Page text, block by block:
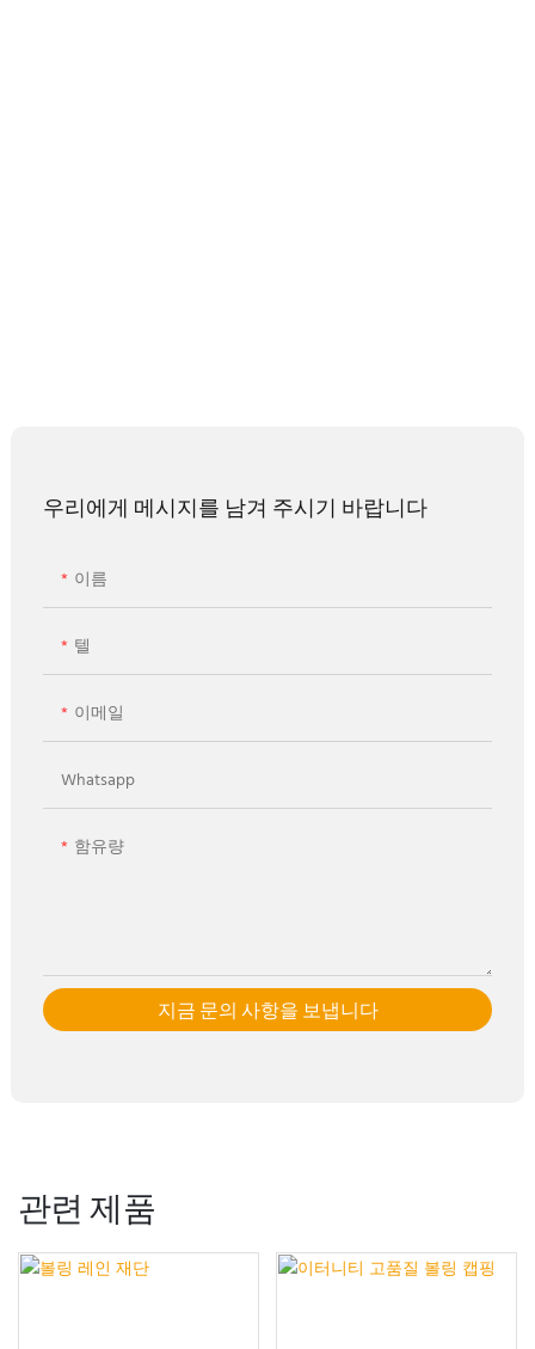
우리에게 메시지를 남겨 주시기 바랍니다
이름
텔
이메일
Whatsapp
함유량
지금 문의 사항을 보냅니다
관련 제품